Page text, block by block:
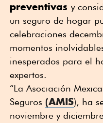
preventivas y
un seguro de hogar
celebraciones
momentos
inesperados para el
expertos.
“La Asociación
Seguros (AMIS), ha
noviembre y